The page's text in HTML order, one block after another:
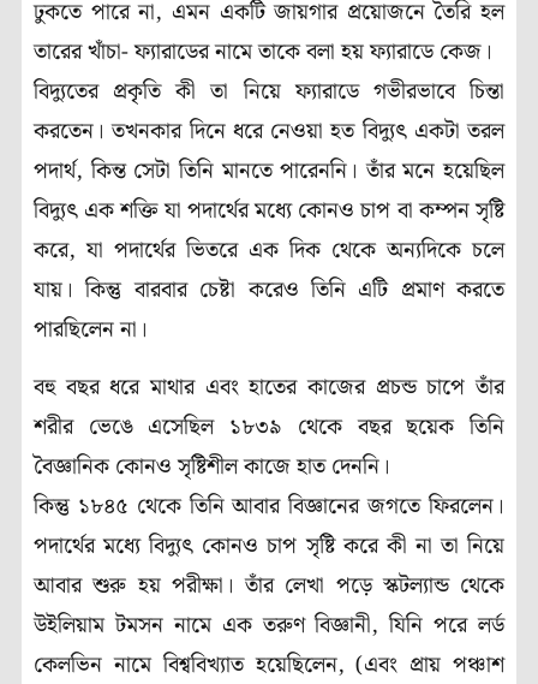
ঢুকতে পারে না, এমন একটি জায়গার প্রয়োজনে তৈরি হল
তারের খাঁচা- ফ্যারাডের নামে তাকে বলা হয় ফ্যারাডে কেজ।
বিদ্যুতের প্রকৃতি কী তা নিয়ে ফ্যারাডে গভীরভাবে চিন্তা
করতেন। তখনকার দিনে ধরে নেওয়া হত বিদ্যুৎ একটা তরল
পদার্থ, কিন্ত সেটা তিনি মানতে পারেননি। তাঁর মনে হয়েছিল
বিদ্যুৎ এক শক্তি যা পদার্থের মধ্যে কোনও চাপ বা কম্পন সৃষ্টি
করে, যা পদার্থের ভিতরে এক দিক থেকে অন্যদিকে চলে
যায়। কিন্তু বারবার চেষ্টা করেও তিনি এটি প্রমাণ করতে
পারছিলেন না।
বহু বছর ধরে মাথার এবং হাতের কাজের প্রচন্ড চাপে তাঁর
শরীর ভেঙে এসেছিল ১৮৩৯ থেকে বছর ছয়েক তিনি
বৈজ্ঞানিক কোনও সৃষ্টিশীল কাজে হাত দেননি।
কিন্তু ১৮৪৫ থেকে তিনি আবার বিজ্ঞানের জগতে ফিরলেন।
পদার্থের মধ্যে বিদ্যুৎ কোনও চাপ সৃষ্টি করে কী না তা নিয়ে
আবার শুরু হয় পরীক্ষা। তাঁর লেখা পড়ে স্কটল্যান্ড থেকে
উইলিয়াম টমসন নামে এক তরুণ বিজ্ঞানী, যিনি পরে লর্ড
কেলভিন নামে বিশ্ববিখ্যাত হয়েছিলেন, (এবং প্রায় পঞ্চাশ